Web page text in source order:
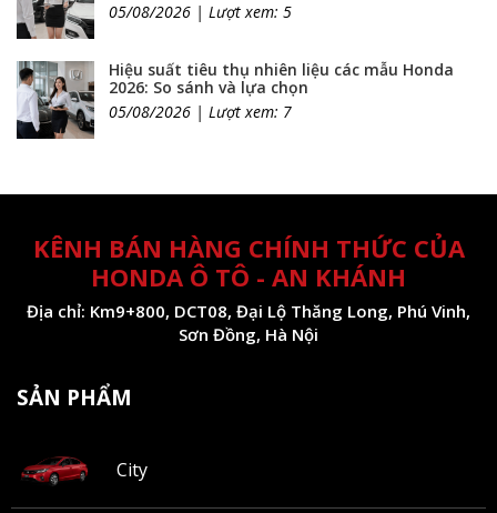
05/08/2026 | Lượt xem: 5
Hiệu suất tiêu thụ nhiên liệu các mẫu Honda
2026: So sánh và lựa chọn
05/08/2026 | Lượt xem: 7
KÊNH BÁN HÀNG CHÍNH THỨC CỦA
HONDA Ô TÔ - AN KHÁNH
Địa chỉ: Km9+800, DCT08, Đại Lộ Thăng Long, Phú Vinh,
Sơn Đồng, Hà Nội
SẢN PHẨM
City